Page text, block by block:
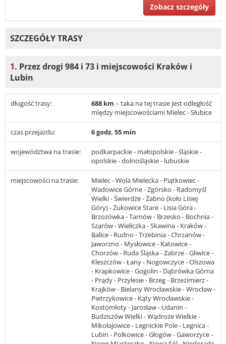
Zobacz szczegóły
SZCZEGÓŁY TRASY
1. Przez drogi 984 i 73 i miejscowości Kraków i
Lubin
długość trasy: 688 km – taka na tej trasie jest odległość
między miejscowościami Mielec - Słubice
czas przejazdu: 6 godz. 55 min
województwa na trasie:
podkarpackie - małopolskie - śląskie -
opolskie - dolnośląskie - lubuskie
miejscowości na trasie:
Mielec - Wola Mielecka - Piątkowiec -
Wadowice Górne - Zgórsko - Radomyśl
Wielki - Świerdże - Żabno (koło Lisiej
Góry) - Żukowice Stare - Lisia Góra -
Brzozówka - Tarnów - Brzesko - Bochnia -
Szarów - Wieliczka - Skawina - Kraków -
Balice - Rudno - Trzebinia - Chrzanów -
Jaworzno - Mysłowice - Katowice -
Chorzów - Ruda Śląska - Zabrze - Gliwice -
Kleszczów - Łany - Nogowczyce - Olszowa
- Krapkowice - Gogolin - Dąbrówka Górna
- Prądy - Przylesie - Brzeg - Brzezimierz -
Krajków - Bielany Wrocławskie - Wrocław -
Pietrzykowice - Kąty Wrocławskie -
Kostomłoty - Jarosław - Udanin -
Budziszów Wielki - Wądroże Wielkie -
Mikołajowice - Legnickie Pole - Legnica -
Lubin - Polkowice - Głogów - Gaworzyce -